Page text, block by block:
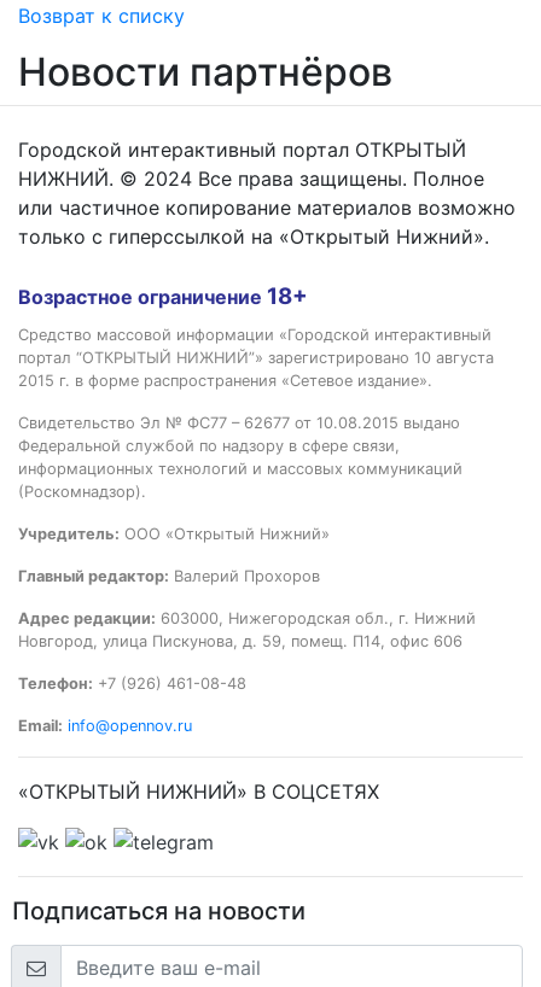
Возврат к списку
Новости партнёров
Городской интерактивный портал ОТКРЫТЫЙ
НИЖНИЙ. © 2024 Все права защищены. Полное
или частичное копирование материалов возможно
только с гиперссылкой на «Открытый Нижний».
Возрастное ограничение 18+
Средство массовой информации «Городской интерактивный
портал “ОТКРЫТЫЙ НИЖНИЙ”» зарегистрировано 10 августа
2015 г. в форме распространения «Сетевое издание».
Свидетельство Эл № ФС77 – 62677 от 10.08.2015 выдано
Федеральной службой по надзору в сфере связи,
информационных технологий и массовых коммуникаций
(Роскомнадзор).
Учредитель: ООО «Открытый Нижний»
Главный редактор: Валерий Прохоров
Адрес редакции: 603000, Нижегородская обл., г. Нижний
Новгород, улица Пискунова, д. 59, помещ. П14, офис 606
Телефон: +7 (926) 461-08-48
Email: info@opennov.ru
«ОТКРЫТЫЙ НИЖНИЙ» В СОЦСЕТЯХ
Подписаться на новости